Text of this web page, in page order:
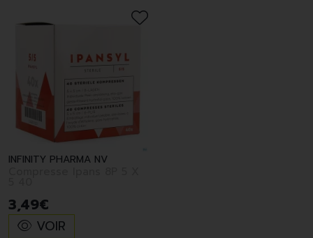
INFINITY PHARMA NV
3,49€
VOIR